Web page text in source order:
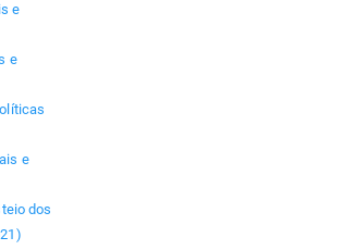
e
e
e
dos